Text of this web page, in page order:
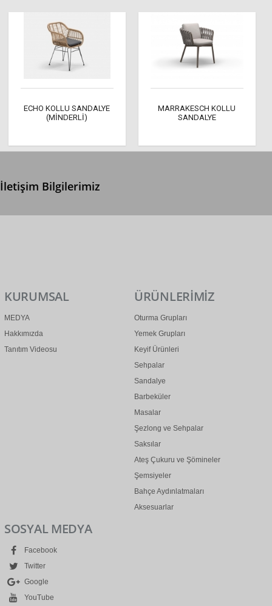
ECHO KOLLU SANDALYE
(MİNDERLİ)
MARRAKESCH KOLLU
SANDALYE
İletişim Bilgilerimiz
KURUMSAL
MEDYA
Hakkımızda
Tanıtım Videosu
ÜRÜNLERİMİZ
Oturma Grupları
Yemek Grupları
Keyif Ürünleri
Sehpalar
Sandalye
Barbeküler
Masalar
Şezlong ve Sehpalar
Saksılar
Ateş Çukuru ve Şömineler
Şemsiyeler
Bahçe Aydınlatmaları
Aksesuarlar
SOSYAL MEDYA
Facebook
Twitter
Google
YouTube